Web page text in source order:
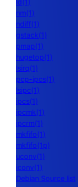
ld(1)
nm(1)
ndiff(1)
gstack(1)
pmap(1)
hugetop(1)
lsirq(1)
pcp-ipcs(1)
lsipc(1)
ipcs(1)
ipcmk(1)
ipcrm(1)
mkfifo(1)
mkfifo(1p)
uconv(1)
iconv(1)
Debian Source list